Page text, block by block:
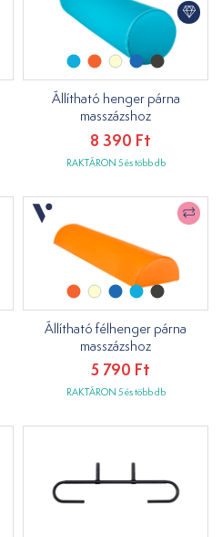
Állítható henger párna
masszázshoz
8 390 Ft
RAKTÁRON 5 és több db
Állítható félhenger párna
masszázshoz
5 790 Ft
RAKTÁRON 5 és több db